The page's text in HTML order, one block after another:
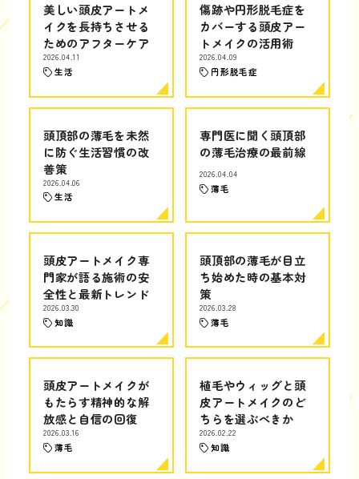
美しい頭皮アートメ
イクを長持ちさせる
ためのアフターケア
2026.04.11
生活
傷跡や円形脱毛症を
カバーする頭皮アー
トメイクの活用術
2026.04.09
円形脱毛症
頭頂部の薄毛を未然
に防ぐ生活習慣の改
善策
2026.04.06
生活
専門医に聞く頭頂部
の薄毛治療の最前線
2026.04.04
薄毛
頭皮アートメイク専
門家が語る施術の安
全性と最新トレンド
2026.03.30
知識
頭頂部の薄毛が目立
ち始めた時の基本対
策
2026.03.28
薄毛
頭皮アートメイクが
もたらす精神的な解
放感と自信の回復
2026.03.16
薄毛
植毛やウィッグと頭
皮アートメイクのど
ちらを選ぶべきか
2026.02.22
知識